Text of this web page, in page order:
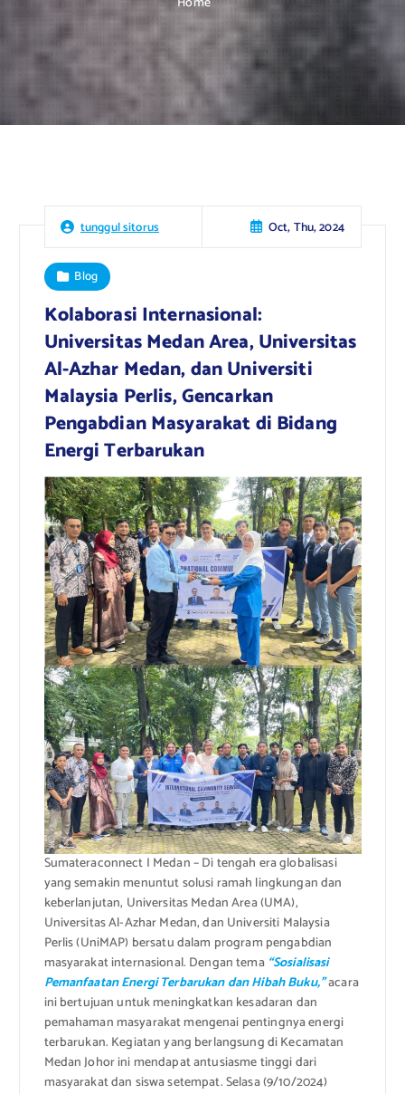
tunggul sitorus Oct, Thu, 2024
Blog
Kolaborasi Internasional:
Universitas Medan Area, Universitas
Al-Azhar Medan, dan Universiti
Malaysia Perlis, Gencarkan
Pengabdian Masyarakat di Bidang
Energi Terbarukan
Sumateraconnect I Medan – Di tengah era globalisasi
yang semakin menuntut solusi ramah lingkungan dan
keberlanjutan, Universitas Medan Area (UMA),
Universitas Al-Azhar Medan, dan Universiti Malaysia
Perlis (UniMAP) bersatu dalam program pengabdian
masyarakat internasional. Dengan tema“Sosialisasi
Pemanfaatan Energi Terbarukan dan Hibah Buku,”acara
ini bertujuan untuk meningkatkan kesadaran dan
pemahaman masyarakat mengenai pentingnya energi
terbarukan. Kegiatan yang berlangsung di Kecamatan
Medan Johor ini mendapat antusiasme tinggi dari
masyarakat dan siswa setempat. Selasa (9/10/2024)